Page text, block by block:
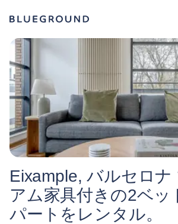
Eixample, バルセロナ
アム家具付きの2ベッ
パートをレンタル。